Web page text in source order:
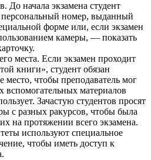
До начала экзамена студент
персональный номер, выданный
форме или, если экзамен
камеры, — показать
места. Если экзамен проходит
книги», студент обязан
место, чтобы преподаватель мог
вспомогательных материалов
Зачастую студентов просят
с разных ракурсов, чтобы была
на протяжении всего экзамена.
используют специальное
чтобы иметь доступ к